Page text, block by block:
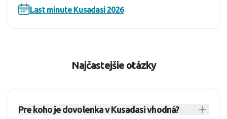
Last minute Kusadasi 2026
Najčastejšie otázky
Pre koho je dovolenka v Kusadasi vhodná?